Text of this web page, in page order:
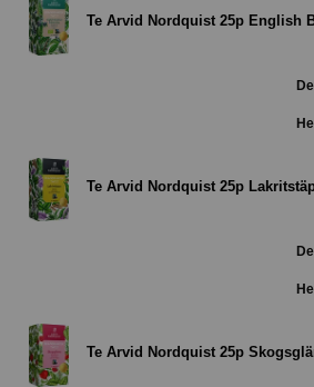
Te Arvid Nordquist 25p English
Te Arvid Nordquist 25p
Te Arvid Nordquist 25p